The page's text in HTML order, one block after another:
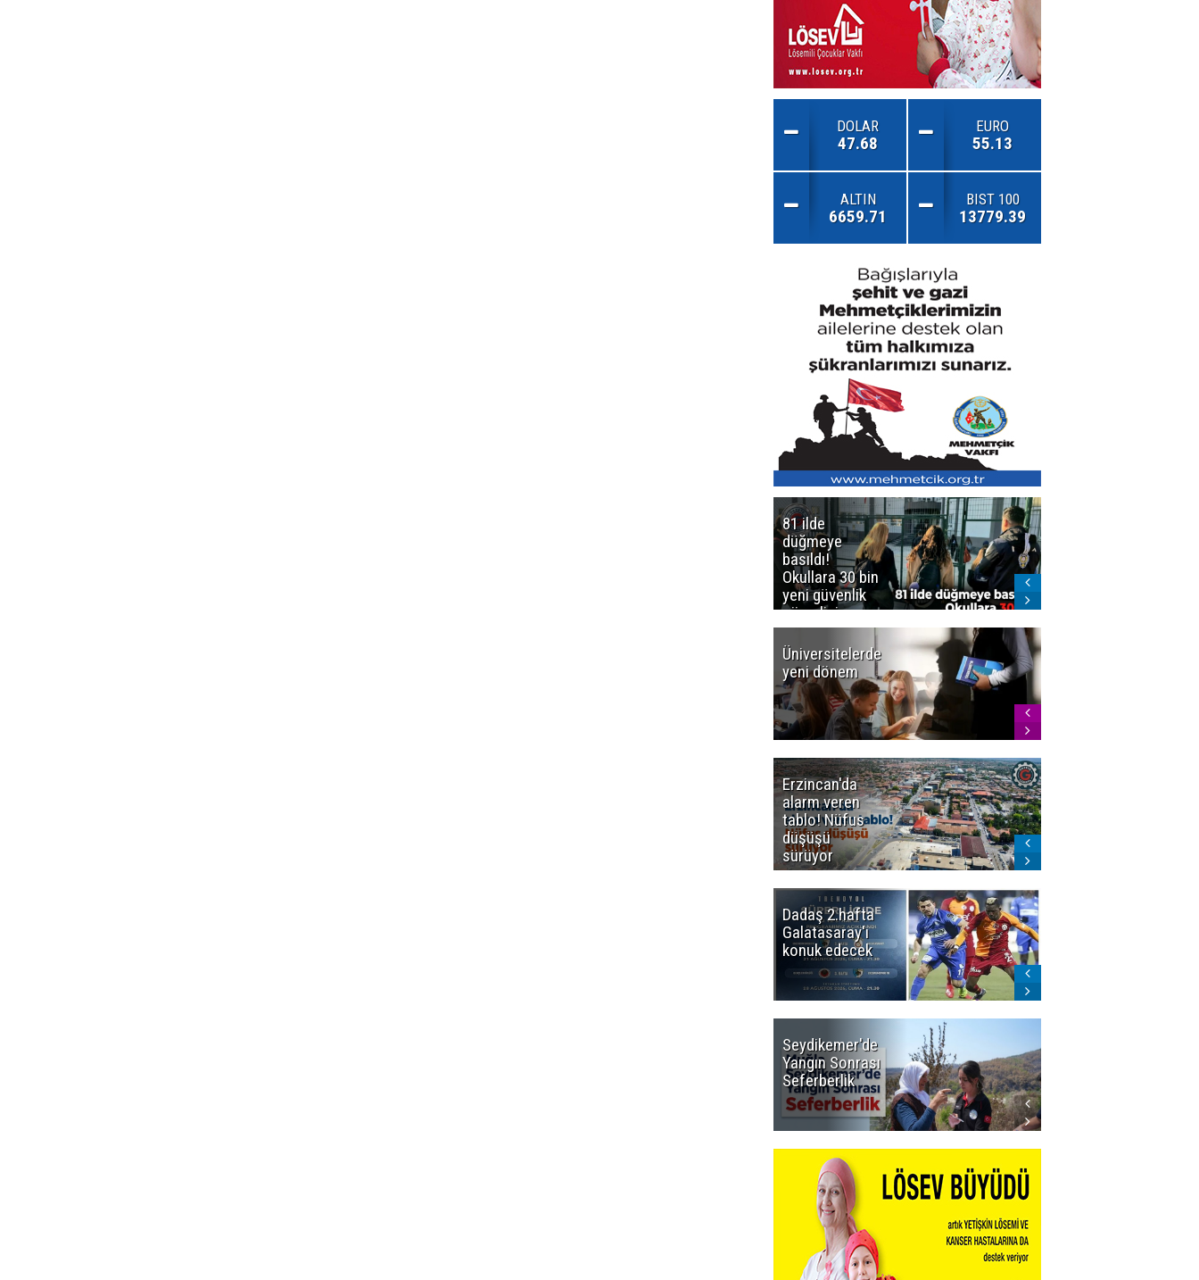
DOLAR
47.68
EURO
55.13
ALTIN
6659.71
BIST 100
13779.39
81 ilde
düğmeye
basıldı!
Okullara 30 bin
yeni güvenlik
görevlisi
Üniversitelerde
yeni dönem
Erzincan'da
alarm veren
tablo! Nüfus
düşüşü
sürüyor
Dadaş 2.hafta
Galatasaray'ı
konuk edecek
Seydikemer'de
Yangın Sonrası
Seferberlik